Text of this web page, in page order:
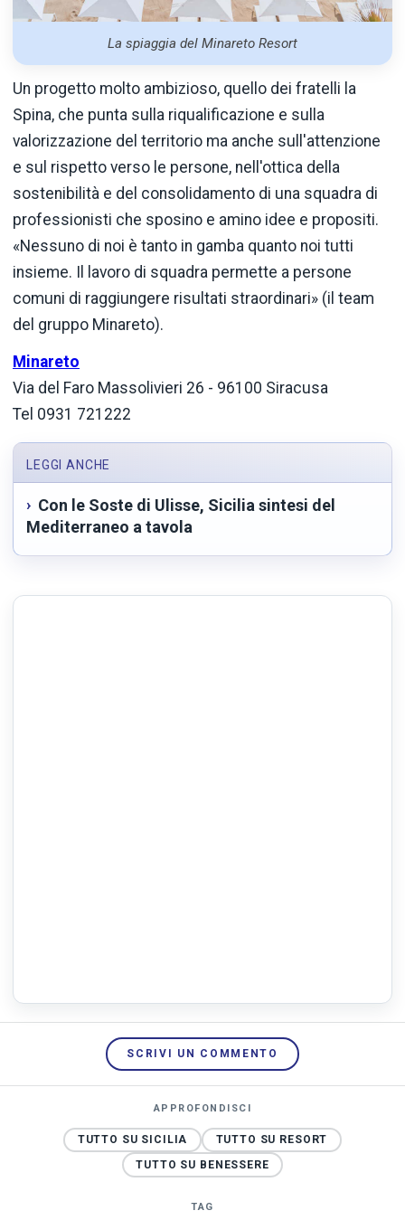
La spiaggia del Minareto Resort
Un progetto molto ambizioso, quello dei fratelli la
Spina, che punta sulla riqualificazione e sulla
valorizzazione del territorio ma anche sull'attenzione
e sul rispetto verso le persone, nell'ottica della
sostenibilità e del consolidamento di una squadra di
professionisti che sposino e amino idee e propositi.
«Nessuno di noi è tanto in gamba quanto noi tutti
insieme. Il lavoro di squadra permette a persone
comuni di raggiungere risultati straordinari» (il team
del gruppo Minareto).
Minareto
Via del Faro Massolivieri 26 - 96100 Siracusa
Tel 0931 721222
LEGGI ANCHE
Con le Soste di Ulisse, Sicilia sintesi del
Mediterraneo a tavola
SCRIVI UN COMMENTO
APPROFONDISCI
TUTTO SU SICILIA
TUTTO SU RESORT
TUTTO SU BENESSERE
TAG